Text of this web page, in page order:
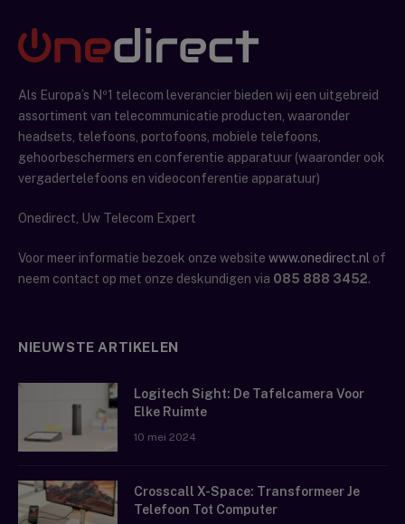
Als Europa’s Nº1 telecom leverancier bieden wij een uitgebreid
assortiment van telecommunicatie producten, waaronder
headsets, telefoons, portofoons, mobiele telefoons,
gehoorbeschermers en conferentie apparatuur (waaronder ook
vergadertelefoons en videoconferentie apparatuur)
Onedirect, Uw Telecom Expert
Voor meer informatie bezoek onze website www.onedirect.nl of
neem contact op met onze deskundigen via 085 888 3452.
NIEUWSTE ARTIKELEN
Logitech Sight: De Tafelcamera Voor
Elke Ruimte
10 mei 2024
Crosscall X-Space: Transformeer Je
Telefoon Tot Computer